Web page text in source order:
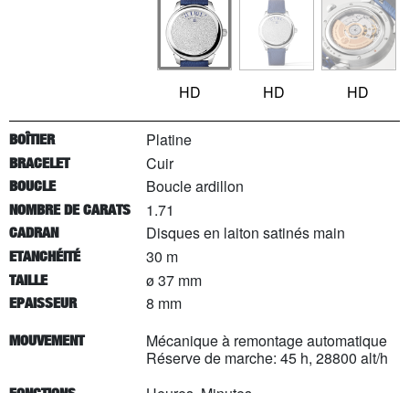
HD HD HD
BOÎTIER Platine
BRACELET Cuir
BOUCLE Boucle ardillon
NOMBRE DE CARATS 1.71
CADRAN Disques en laiton satinés main
ETANCHÉITÉ 30 m
TAILLE ø 37 mm
EPAISSEUR 8 mm
MOUVEMENT
Mécanique à remontage automatique
Réserve de marche: 45 h, 28800 alt/h